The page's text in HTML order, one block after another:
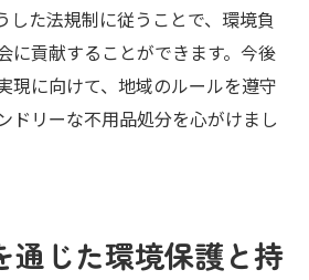
した法規制に従うことで、環境負
に貢献することができます。今後
現に向けて、地域のルールを遵守
ドリーな不用品処分を心がけまし
通じた環境保護と持